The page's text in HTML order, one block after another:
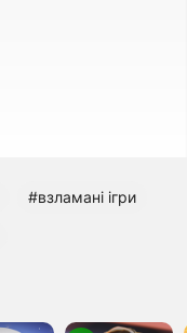
#взламані ігри